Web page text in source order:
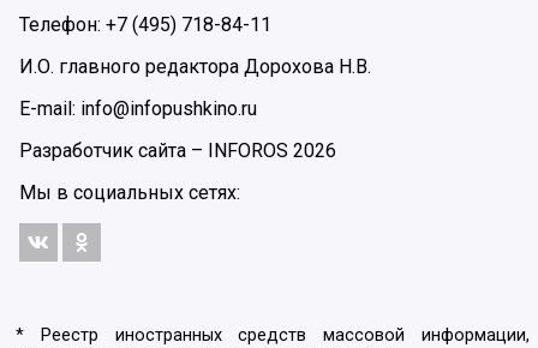
Телефон: +7 (495) 718-84-11
И.О. главного редактора Дорохова Н.В.
E-mail: info@infopushkino.ru
Разработчик сайта – INFOROS 2026
Мы в социальных сетях:
* Реестр иностранных средств массовой информации,